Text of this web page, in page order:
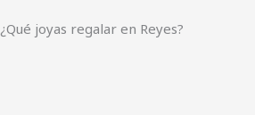
¿Qué joyas regalar en Reyes?